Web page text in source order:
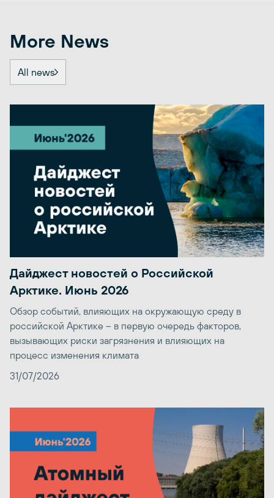
More News
All news
Дайджест новостей о Российской
Арктике. Июнь 2026
Обзор событий, влияющих на окружающую среду в
российской Арктике – в первую очередь факторов,
вызывающих риски загрязнения и влияющих на
процесс изменения климата
31/07/2026